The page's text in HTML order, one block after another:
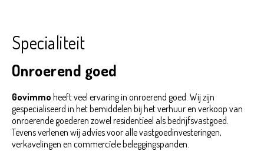
Specialiteit
Onroerend goed
Govimmo heeft veel ervaring in onroerend goed. Wij zijn
gespecialiseerd in het bemiddelen bij het verhuur en verkoop van
onroerende goederen zowel residentïeel als bedrijfsvastgoed.
Tevens verlenen wij advies voor alle vastgoedinvesteringen,
verkavelingen en commercïele beleggingspanden.